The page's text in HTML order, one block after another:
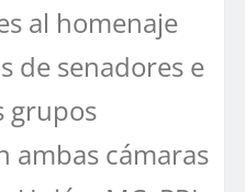
al homenaje
de senadores e
grupos
ambas cámaras